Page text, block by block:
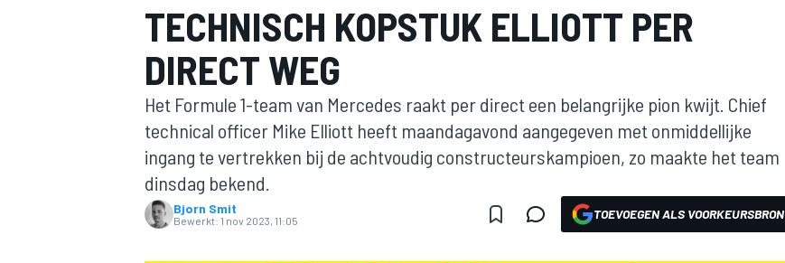
MOTOGP
TECHNISCH KOPSTUK ELLIOTT PER
DIRECT WEG
Het Formule 1-team van Mercedes raakt per direct een belangrijke pion kwijt. Chief
technical officer Mike Elliott heeft maandagavond aangegeven met onmiddellijke
ingang te vertrekken bij de achtvoudig constructeurskampioen, zo maakte het team
dinsdag bekend.
Bjorn Smit
Bewerkt: 1 nov 2023, 11:05 TOEVOEGEN ALS VOORKEURSBRON